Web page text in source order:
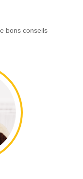
bons conseils